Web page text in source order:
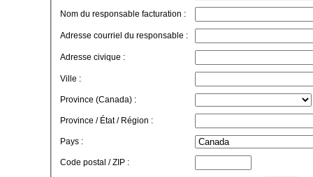
Nom du responsable facturation :
Adresse courriel du responsable :
Adresse civique :
Ville :
Province (Canada) :
Province / État / Région :
Pays :
Code postal / ZIP :